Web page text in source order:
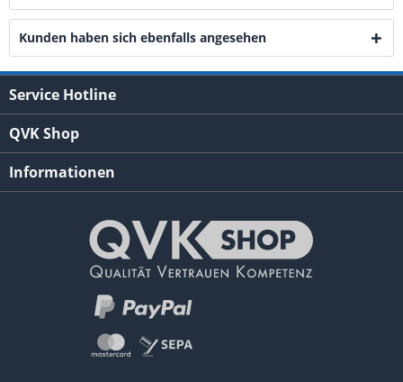
Kunden haben sich ebenfalls angesehen
Service Hotline
QVK Shop
Informationen